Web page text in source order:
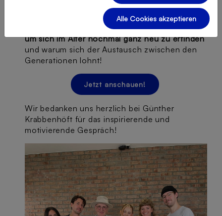
Herausgekommen ist ein spannendes,
inspirierendes und berührendes Gespräch über
Potential der sozialen Medien,
um sich im Alter nochmal ganz neu zu erfinden
und warum sich der Austausch zwischen den
Generationen lohnt!
Jetzt anschauen!
Wir bedanken uns herzlich bei Günther
Krabbenhöft für das inspirierende und
motivierende Gespräch!
Alle Cookies akzeptieren